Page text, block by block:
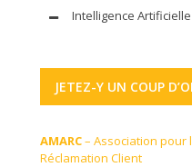
Intelligence Artificielle
JETEZ-Y UN COUP
AMARC– Association pour
Réclamation Client